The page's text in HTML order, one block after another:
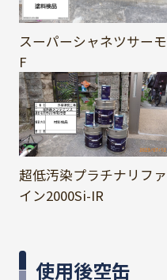
スーパーシャネツサーモ
F
超低汚染プラチナリファ
イン2000Si-IR
使用後空缶